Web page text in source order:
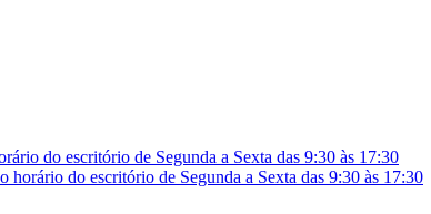
do escritório de Segunda a Sexta das 9:30 às 17:30
do escritório de Segunda a Sexta das 9:30 às 17:30